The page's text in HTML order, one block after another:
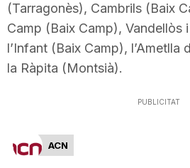
a
(Tarragonès), Cambrils (Baix
Camp (Baix Camp), Vandellòs
l’Infant (Baix Camp), l’Ametlla
la Ràpita (Montsià).
PUBLICITAT
ACN